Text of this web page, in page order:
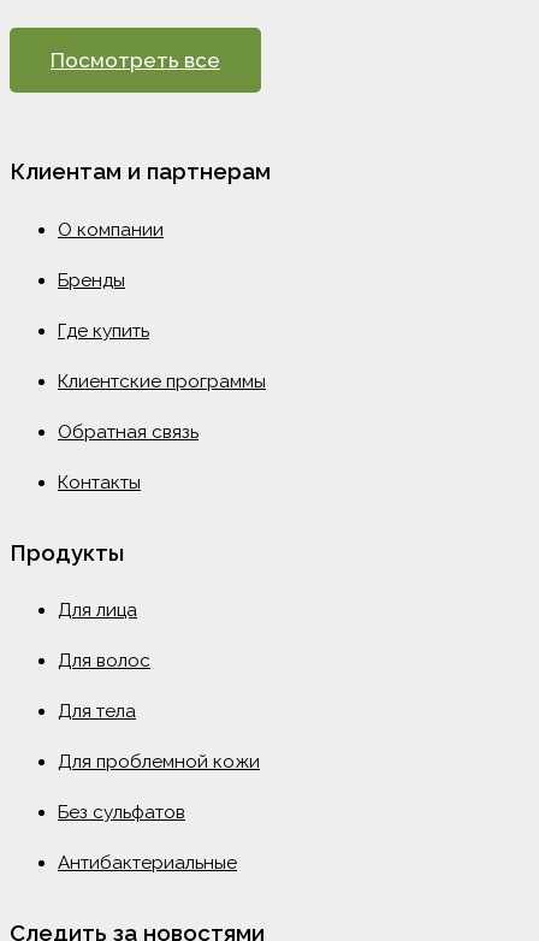
Посмотреть все
Клиентам и партнерам
О компании
Бренды
Где купить
Клиентские программы
Обратная связь
Контакты
Продукты
Для лица
Для волос
Для тела
Для проблемной кожи
Без сульфатов
Антибактериальные
Следить за новостями